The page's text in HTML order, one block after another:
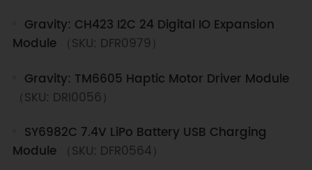
Gravity: CH423 I2C 24 Digital IO Expansion
Module （SKU: DFR0979）
Gravity: TM6605 Haptic Motor Driver Module
（SKU: DRI0056）
SY6982C 7.4V LiPo Battery USB Charging
Module （SKU: DFR0564）